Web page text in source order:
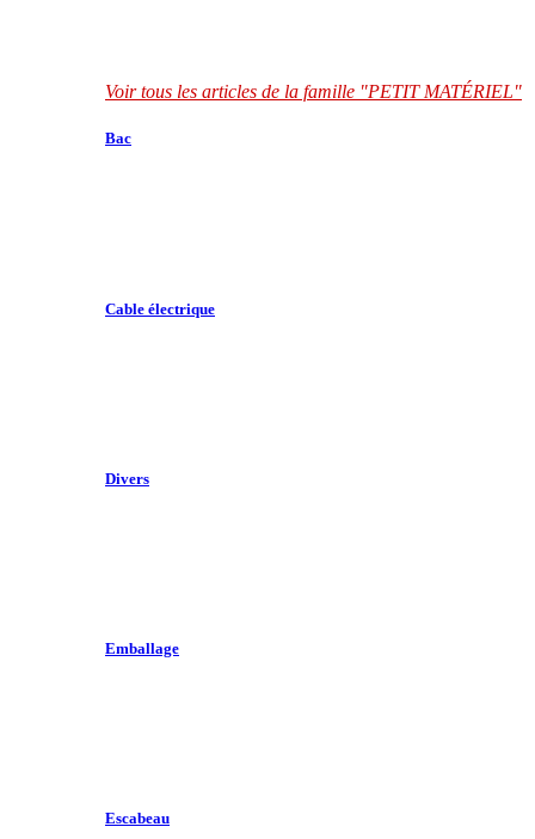
Voir tous les articles de la famille "PETIT MATÉRIEL"
Bac
Cable électrique
Divers
Emballage
Escabeau